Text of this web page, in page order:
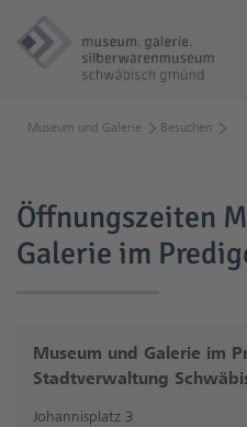
Museum und Galerie Besuchen
Öffnungszeiten
Galerie im
Museum und Galerie im
Stadtverwaltung
Johannisplatz 3